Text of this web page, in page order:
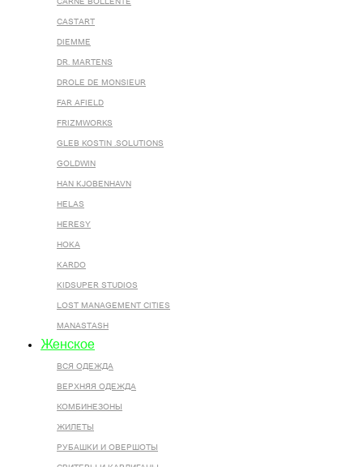
CASTART
DIEMME
DR. MARTENS
DROLE DE MONSIEUR
FAR AFIELD
FRIZMWORKS
GLEB KOSTIN .SOLUTIONS
GOLDWIN
HAN KJOBENHAVN
HELAS
HERESY
HOKA
KARDO
KIDSUPER STUDIOS
LOST MANAGEMENT CITIES
MANASTASH
Женское
ВСЯ ОДЕЖДА
ВЕРХНЯЯ ОДЕЖДА
КОМБИНЕЗОНЫ
ЖИЛЕТЫ
РУБАШКИ И ОВЕРШОТЫ